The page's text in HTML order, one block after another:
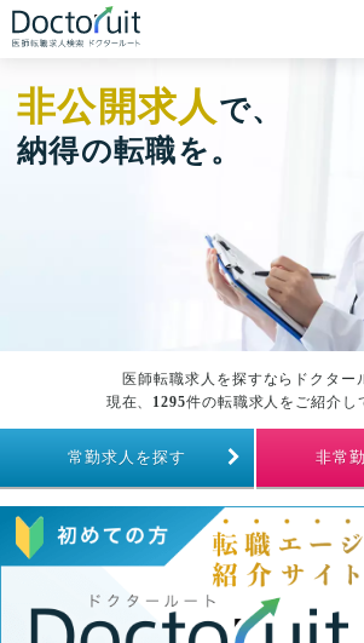
[常勤] 科目から探す
[常勤] 特徴から探す
[非常勤] エリアから探す
[非常勤] 科目から探す
[非常勤] 特徴から探す
プライバシーポリシー
非公開求人 で、
納得の転職を。
医師転職求人を探すならドクター
現在、 1295件の転職求人をご紹介し
常勤求人を探す 非常